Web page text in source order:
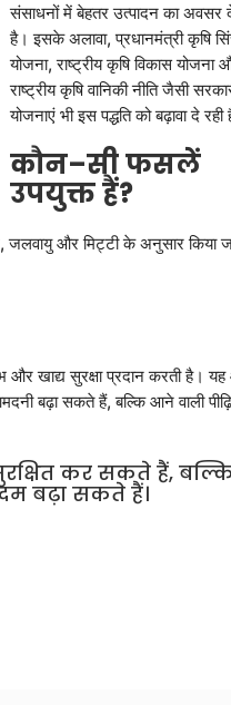
संसाधनों में बेहतर उत्पादन का अवसर
है। इसके अलावा, प्रधानमंत्री कृषि
योजना, राष्ट्रीय कृषि विकास योजना
राष्ट्रीय कृषि वानिकी नीति जैसी
योजनाएं भी इस पद्धति को बढ़ावा दे रही
कौन–सीफसलें
उपयुक्तहैं?
और मिट्टी के अनुसार किया
और खाद्य सुरक्षा प्रदान करती है।
बढ़ा सकते हैं, बल्कि आने वाली
कर सकते हैं,
बढ़ा सकते हैं।